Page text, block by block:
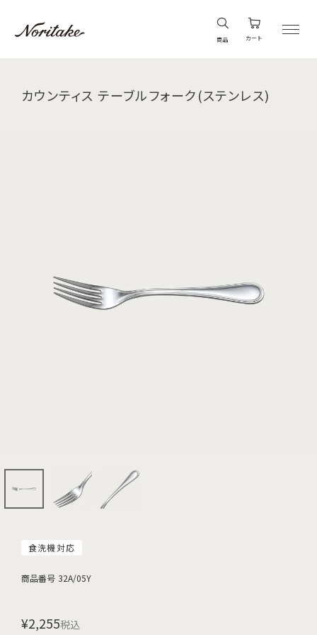
商品 カート
カウンティス テーブルフォーク(ステンレス)
食洗機対応
商品番号 32A/05Y
¥2,255税込